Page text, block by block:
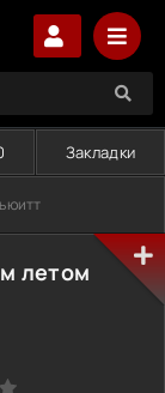
Закладки
летом